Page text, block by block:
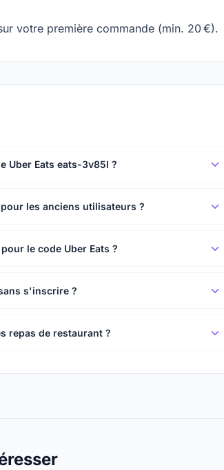
votre première commande (min. 20 €).
Uber Eats eats-3v85l ?
les anciens utilisateurs ?
le code Uber Eats ?
s'inscrire ?
repas de restaurant ?